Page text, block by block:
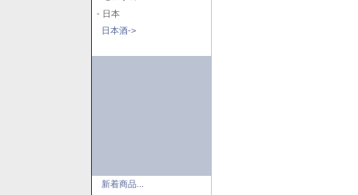
- 日本
日本酒->
新着商品...